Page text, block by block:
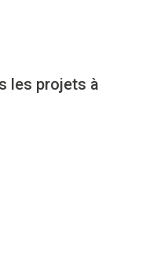
les projets à